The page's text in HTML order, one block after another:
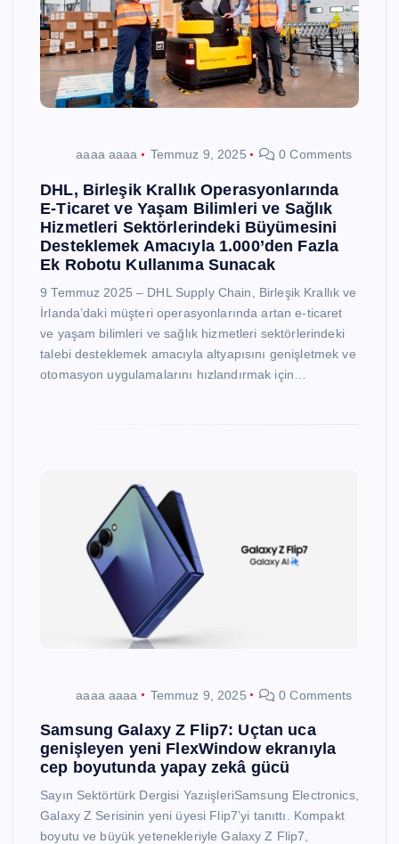
aaaa aaaa Temmuz 9, 2025 0 Comments
DHL, Birleşik Krallık Operasyonlarında
E-Ticaret ve Yaşam Bilimleri ve Sağlık
Hizmetleri Sektörlerindeki Büyümesini
Desteklemek Amacıyla 1.000’den Fazla
Ek Robotu Kullanıma Sunacak
9 Temmuz 2025 – DHL Supply Chain, Birleşik Krallık ve
İrlanda’daki müşteri operasyonlarında artan e-ticaret
ve yaşam bilimleri ve sağlık hizmetleri sektörlerindeki
talebi desteklemek amacıyla altyapısını genişletmek ve
otomasyon uygulamalarını hızlandırmak için…
aaaa aaaa Temmuz 9, 2025 0 Comments
Samsung Galaxy Z Flip7: Uçtan uca
genişleyen yeni FlexWindow ekranıyla
cep boyutunda yapay zekâ gücü
Sayın Sektörtürk Dergisi YazıişleriSamsung Electronics,
Galaxy Z Serisinin yeni üyesi Flip7’yi tanıttı. Kompakt
boyutu ve büyük yetenekleriyle Galaxy Z Flip7,